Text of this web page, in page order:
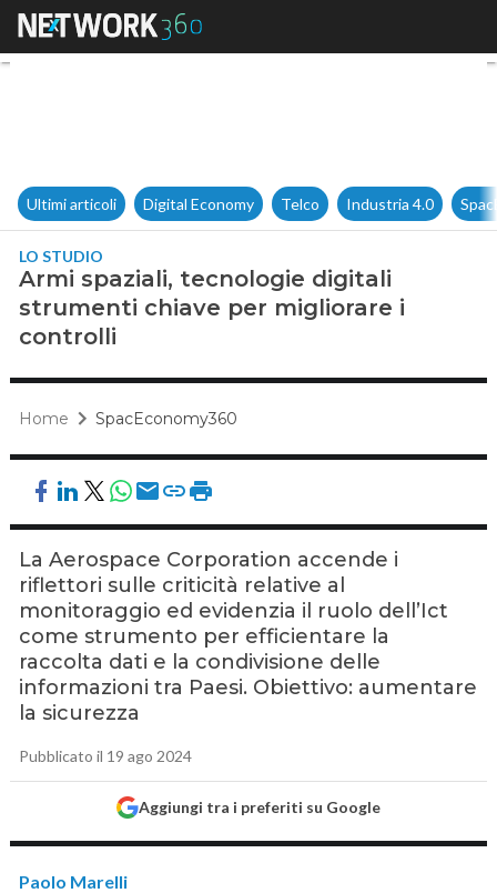
Armi spaziali, tecnologie
Ultimi articoli Digital Economy Telco Industria 4.0
LO STUDIO
Armi spaziali, tecnologie digitali
strumenti chiave per migliorare i
controlli
Home SpacEconomy360
La Aerospace Corporation accende i
riflettori sulle criticità relative al
monitoraggio ed evidenzia il ruolo dell’Ict
come strumento per efficientare la
raccolta dati e la condivisione delle
informazioni tra Paesi. Obiettivo: aumentare
la sicurezza
Pubblicato il 19 ago 2024
Aggiungi tra i preferiti su Google
Paolo Marelli